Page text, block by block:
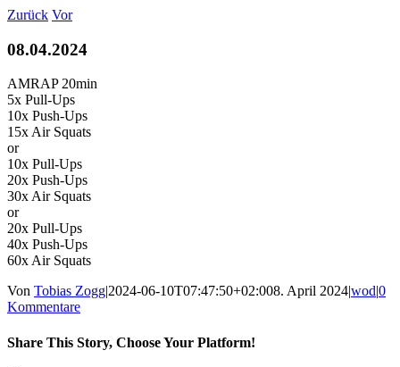
Zum
springen
Zurück Vor
08.04.2024
AMRAP 20min
5x Pull-Ups
10x Push-Ups
15x Air Squats
or
10x Pull-Ups
20x Push-Ups
30x Air Squats
or
20x Pull-Ups
40x Push-Ups
60x Air Squats
Von Tobias Zogg|2024-06-10T07:47:50+02:008. April 2024|wod|0
Kommentare
Share This Story, Choose Your Platform!